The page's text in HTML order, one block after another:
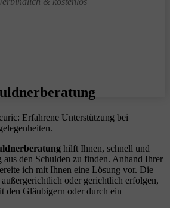
Erfahrene Unterstützung bei
hilft Ihnen, schnell und
den Schulden zu finden. Anhand Ihrer
ich mit Ihnen eine Lösung vor. Die
oder gerichtlich erfolgen,
den Gläubigern oder durch ein